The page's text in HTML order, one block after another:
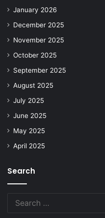
January 2026
December 2025
November 2025
October 2025
September 2025
August 2025
July 2025
June 2025
May 2025
April 2025
Search